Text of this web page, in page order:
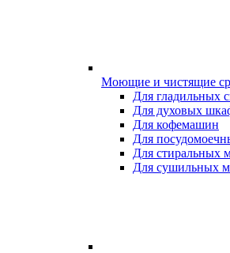
Моющие и чистящие
Для гладильных
Для духовых
Для кофемашин
Для
Для стиральных
Для сушильных